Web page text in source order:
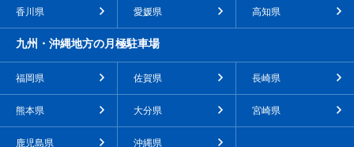
香川県 愛媛県 高知県
九州・沖縄地方の月極駐車場
福岡県 佐賀県 長崎県
熊本県 大分県 宮崎県
鹿児島県 沖縄県